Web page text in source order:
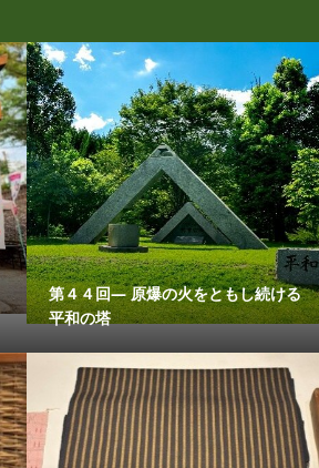
第４４回― 原爆の火をともし続ける
平和の塔